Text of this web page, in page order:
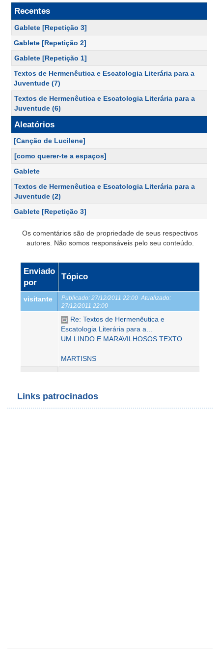
Recentes
Gablete [Repetição 3]
Gablete [Repetição 2]
Gablete [Repetição 1]
Textos de Hermenêutica e Escatologia Literária para a
Juventude (7)
Textos de Hermenêutica e Escatologia Literária para a
Juventude (6)
Aleatórios
[Canção de Lucilene]
[como querer-te a espaços]
Gablete
Textos de Hermenêutica e Escatologia Literária para a
Juventude (2)
Gablete [Repetição 3]
Os comentários são de propriedade de seus respectivos
autores. Não somos responsáveis pelo seu conteúdo.
Enviado
por
Tópico
visitante Publicado: 27/12/2011 22:00 Atualizado:
27/12/2011 22:00
Re: Textos de Hermenêutica e
Escatologia Literária para a...
UM LINDO E MARAVILHOSOS TEXTO
MARTISNS
Links patrocinados